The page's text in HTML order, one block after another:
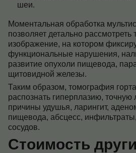
шеи.
Моментальная обработка
позволяет детально рассмотреть
изображение, на котором
функциональные нарушения,
развитие опухоли пищевода,
щитовидной железы.
Таким образом, томография
распознать гиперплазию,
причины удушья, ларингит,
пищевода, абсцесс,
сосудов.
Стоимость